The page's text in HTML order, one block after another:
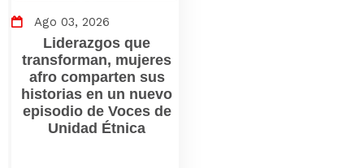
Ago 03, 2026
Liderazgos que
transforman, mujeres
afro comparten sus
historias en un nuevo
episodio de Voces de
Unidad Étnica